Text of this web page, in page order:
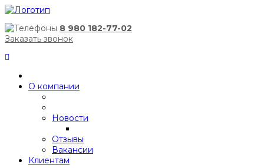
8 980 182-77-02
Заказать звонок
О компании
Новости
Отзывы
Вакансии
Клиентам